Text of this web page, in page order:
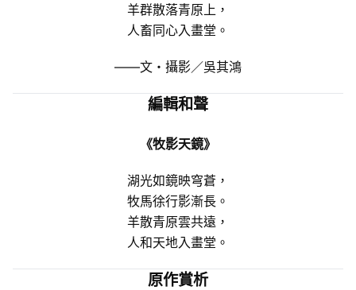
羊群散落青原上，
人畜同心入畫堂。
——文・攝影／吳其鴻
編輯和聲
《牧影天鏡》
湖光如鏡映穹蒼，
牧馬徐行影漸長。
羊散青原雲共遠，
人和天地入畫堂。
原作賞析